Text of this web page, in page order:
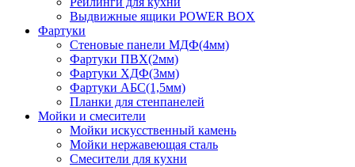
Выдвижные ящики POWER BOX
Фартуки
Стеновые панели МДФ(4мм)
Фартуки ПВХ(2мм)
Фартуки ХДФ(3мм)
Фартуки АБС(1,5мм)
Планки для стенпанелей
Мойки и смесители
Мойки искусственный камень
Мойки нержавеющая сталь
Смесители для кухни